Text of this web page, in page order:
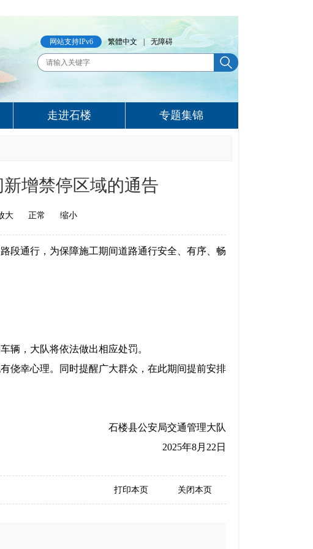
网站支持IPv6 繁體中文 无障碍
走进石楼 专题集锦
增禁停区域的通告
大 正常 缩小
段通行，为保障施工期间道路通行安全、有序、畅
辆，大队将依法做出相应处罚。
侥幸心理。同时提醒广大群众，在此期间提前安排
石楼县公安局交通管理大队
2025年8月 22 日
打印本页 关闭本页